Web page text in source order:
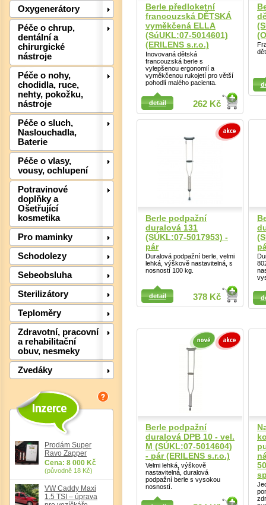
Oxygenerátory
Péče o chrup,
dentální a
chirurgické
nástroje
Péče o nohy,
chodidla, ruce,
nehty, pokožku,
nástroje
Péče o sluch,
Naslouchadla,
Baterie
Péče o vlasy,
vousy, ochlupení
Potravinové
doplňky a
Ošetřující
kosmetika
Pro maminky
Schodolezy
Sebeobsluha
Sterilizátory
Teploměry
Zdravotní, pracovní
a rehabilitační
obuv, nesmeky
Zvedáky
Prodám Super
Ravo Zapper
Cena: 8 000 Kč
(původně 18 Kč)
VW Caddy Maxi
1.5 TSI – úprava
Berle předloketní
francouzská DĚTSKÁ
vyměkčená ELLA
(SúUKL:07-5014601)
(ERILENS s.r.o.)
Inovovaná dětská
francouzská berle s
vylepšenou ergonomií a
vyměkčenou rukojetí pro větší
pohodlí malého pacienta.
262 Kč
detail
Detail
Detail
Berle podpažní
duralová 131
(SÚKL:07-5017953) -
pár
Duralová podpažní berle, velmi
lehká, výškově nastavitelná, s
nosností 100 kg.
378 Kč
detail
Detail
Detail
Berle podpažní
duralová DPB 10 - vel.
M (SÚKL:07-5014604)
- pár (ERILENS s.r.o.)
Velmi lehká, výškově
nastavitelná, duralová
podpažní berle s vysokou
nosností.